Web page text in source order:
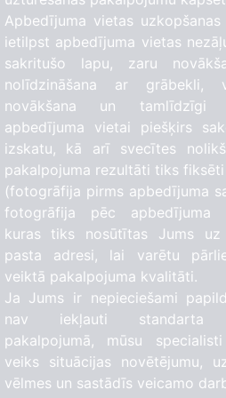
63
4
5
Apbedījuma vietas
ietilpst apbedījuma vietas
sakritušo lapu, zaru
nolīdzināšana ar grābekli,
novākšana un tamlīdzīgi
apbedījuma vietai piešķirs
izskatu, kā arī svecītes
pakalpojuma rezultāti tiks
(fotogrāfija pirms apbedījuma
fotogrāfija pēc apbedījuma
kuras tiks nosūtītas Jums
pasta adresi, lai varētu
veiktā pakalpojuma kvalitāti.
Ja Jums ir nepieciešami
nav iekļauti standarta
pakalpojumā, mūsu
veiks situācijas novētējumu,
vēlmes un sastādīs veicamo